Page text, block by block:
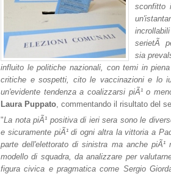
sconfitto
serietÃ
sia
influito le politiche nazionali, con temi in
critiche e sospetti, cito le vaccinazioni e lo
un'evidente tendenza a coalizzarsi piÃ¹ o
Laura Puppato, commentando il risultato del
"La nota piÃ¹ positiva di ieri sera sono le
e sicuramente piÃ¹ di ogni altra la vittoria a
parte dell'elettorato di sinistra ma anche
modello di squadra, da analizzare per
figura civica e pragmatica come Sergio